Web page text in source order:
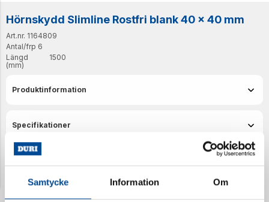
Samtycke Information Om
Hörnskydd Slimline Rostfri blank 40 x 40 mm
Art.nr. 1164809
Antal/frp 6
Längd
(mm)
1500
Produktinformation
Specifikationer